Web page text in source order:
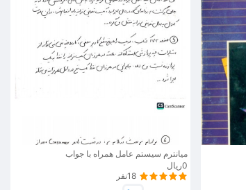
میانترم سیستم عامل همراه با جواب
0ریال
18نفر